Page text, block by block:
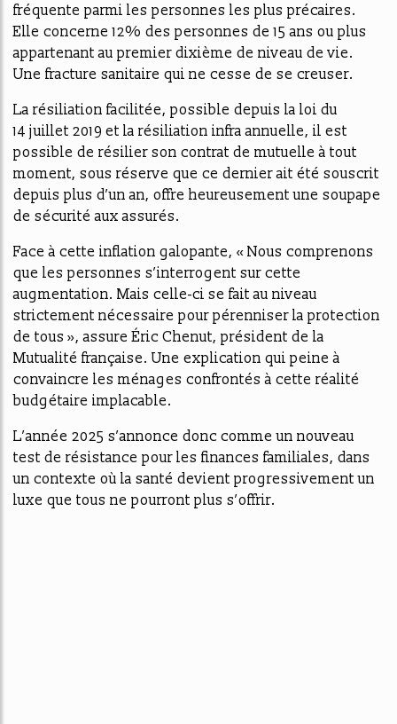
fréquente parmi les personnes les plus précaires.
Elle concerne 12% des personnes de 15 ans ou plus
appartenant au premier dixième de niveau de vie.
Une fracture sanitaire qui ne cesse de se creuser.
La résiliation facilitée, possible depuis la loi du
14 juillet 2019 et la résiliation infra annuelle, il est
possible de résilier son contrat de mutuelle à tout
moment, sous réserve que ce dernier ait été souscrit
depuis plus d’un an, offre heureusement une soupape
de sécurité aux assurés.
Face à cette inflation galopante, « Nous comprenons
que les personnes s’interrogent sur cette
augmentation. Mais celle-ci se fait au niveau
strictement nécessaire pour pérenniser la protection
de tous », assure Éric Chenut, président de la
Mutualité française. Une explication qui peine à
convaincre les ménages confrontés à cette réalité
budgétaire implacable.
L’année 2025 s’annonce donc comme un nouveau
test de résistance pour les finances familiales, dans
un contexte où la santé devient progressivement un
luxe que tous ne pourront plus s’offrir.